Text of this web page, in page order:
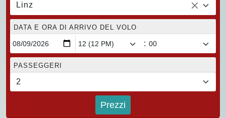
Linz
DATA E ORA DI ARRIVO DEL VOLO
:
PASSEGGERI
Prezzi